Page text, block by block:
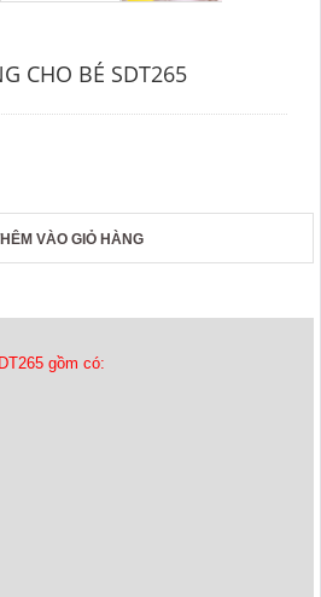
CHO BÉ SDT265
VÀO GIỎ HÀNG
gồm có: